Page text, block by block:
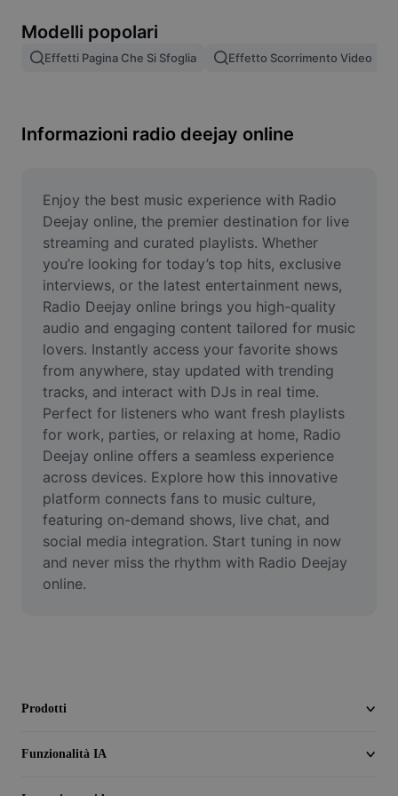
Unione di immagini
Ridimensiona l'immagine
Generatore di meme
AI Text Remover
AI People Remover
AI Inpainting
Face Cutout
Video
Rimuovi sfondo video
Miglioramento della qualità
Editor video
Taglia video
Modelli popolari
Effetti Pagina Che Si Sfoglia Effetto Scorrimento Video
Informazioni radio deejay online
Enjoy the best music experience with Radio
Deejay online, the premier destination for live
streaming and curated playlists. Whether
you’re looking for today’s top hits, exclusive
interviews, or the latest entertainment news,
Radio Deejay online brings you high-quality
audio and engaging content tailored for music
lovers. Instantly access your favorite shows
from anywhere, stay updated with trending
tracks, and interact with DJs in real time.
Perfect for listeners who want fresh playlists
for work, parties, or relaxing at home, Radio
Deejay online offers a seamless experience
across devices. Explore how this innovative
platform connects fans to music culture,
featuring on-demand shows, live chat, and
social media integration. Start tuning in now
and never miss the rhythm with Radio Deejay
online.
Prodotti
Funzionalità IA